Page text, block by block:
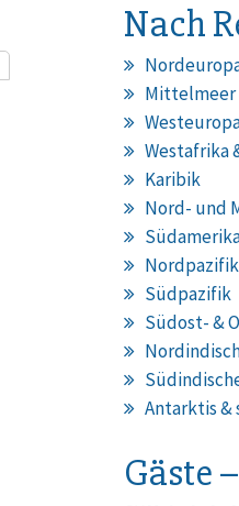
Nach
Mittelmeer
Westafrika
Karibik
Nord- und
Nordpazifik
Südpazifik
Südost- &
Antarktis &
Gäste